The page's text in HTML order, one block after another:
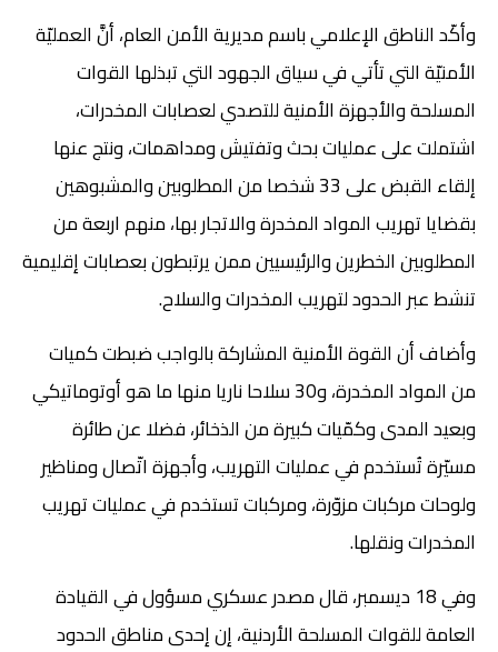
وأكّد الناطق الإعلامي باسم مديرية الأمن العام، أنَّ العمليّة
الأمنيّة التي تأتي في سياق الجهود التي تبذلها القوات
المسلحة والأجهزة الأمنية للتصدي لعصابات المخدرات،
اشتملت على عمليات بحث وتفتيش ومداهمات، ونتج عنها
إلقاء القبض على 33 شخصا من المطلوبين والمشبوهين
بقضايا تهريب المواد المخدرة والاتجار بها، منهم اربعة من
المطلوبين الخطرين والرئيسيين ممن يرتبطون بعصابات إقليمية
تنشط عبر الحدود لتهريب المخدرات والسلاح.
وأضاف أن القوة الأمنية المشاركة بالواجب ضبطت كميات
من المواد المخدرة، و30 سلاحا ناريا منها ما هو أوتوماتيكي
وبعيد المدى وكمّيات كبيرة من الذخائر، فضلا عن طائرة
مسيّرة تُستخدم في عمليات التهريب، وأجهزة اتّصال ومناظير
ولوحات مركبات مزوّرة، ومركبات تستخدم في عمليات تهريب
المخدرات ونقلها.
وفي 18 ديسمبر، قال مصدر عسكري مسؤول في القيادة
العامة للقوات المسلحة الأردنية، إن إحدى مناطق الحدود